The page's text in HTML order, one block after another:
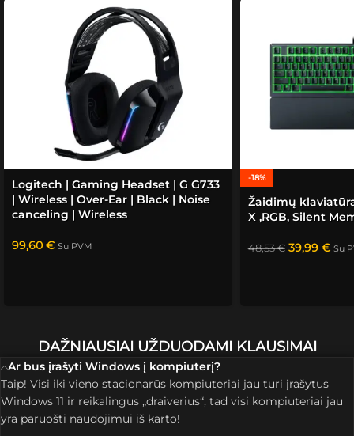
Sėkmė
s!
Logitech | Gaming Headset | G G733
| Wireless | Over-Ear | Black | Noise
canceling | Wireless
99,60 € Su PVM
-18%
Žaidimų
X ,RGB, Silent
48,53€ 39,99 € Su
DAŽNIAUSIAI UŽDUODAMI KLAUSIMAI
Ar bus įrašyti Windows į kompiuterį?
Taip! Visi iki vieno stacionarūs kompiuteriai jau turi įrašytus
Windows 11 ir reikalingus „draiverius“, tad visi kompiuteriai jau
yra paruošti naudojimui iš karto!